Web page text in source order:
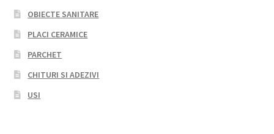
OBIECTE SANITARE
PLACI CERAMICE
PARCHET
CHITURI SI ADEZIVI
USI